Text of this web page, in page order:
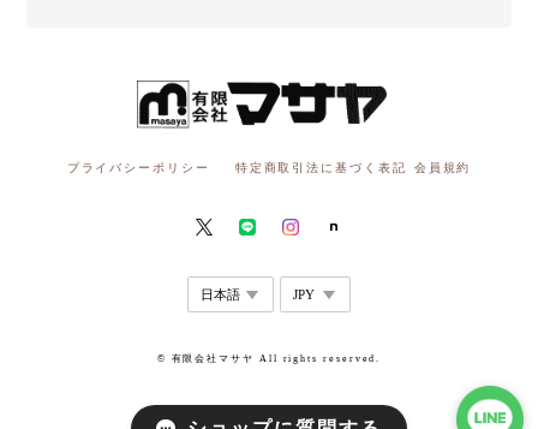
プライバシーポリシー 特定商取引法に基づく表記 会員規約
© 有限会社マサヤ All rights reserved.